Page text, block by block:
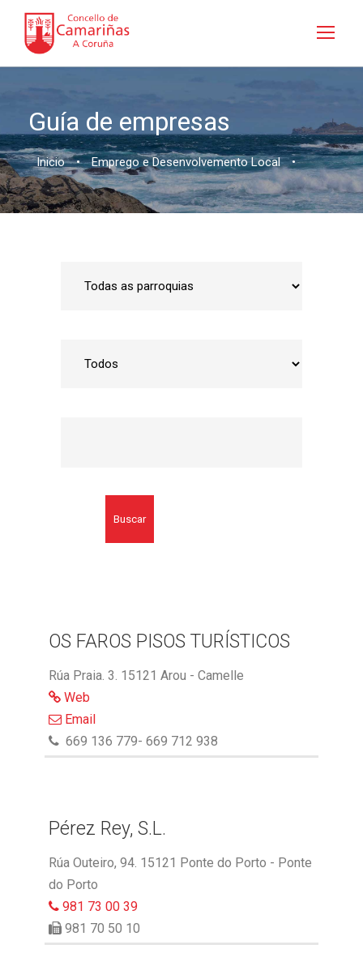
Guía de empresas
Inicio • Emprego e Desenvolvemento Local •
Buscar
OS FAROS PISOS TURÍSTICOS
Rúa Praia. 3. 15121 Arou - Camelle
Web
Email
669 136 779- 669 712 938
Pérez Rey, S.L.
Rúa Outeiro, 94. 15121 Ponte do Porto - Ponte
do Porto
981 73 00 39
981 70 50 10